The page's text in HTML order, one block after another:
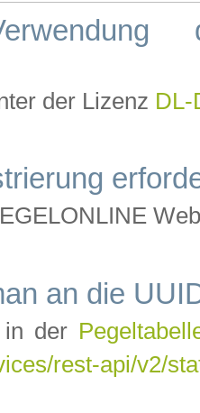
der Lizenz
an die
der
rest-api/v2/